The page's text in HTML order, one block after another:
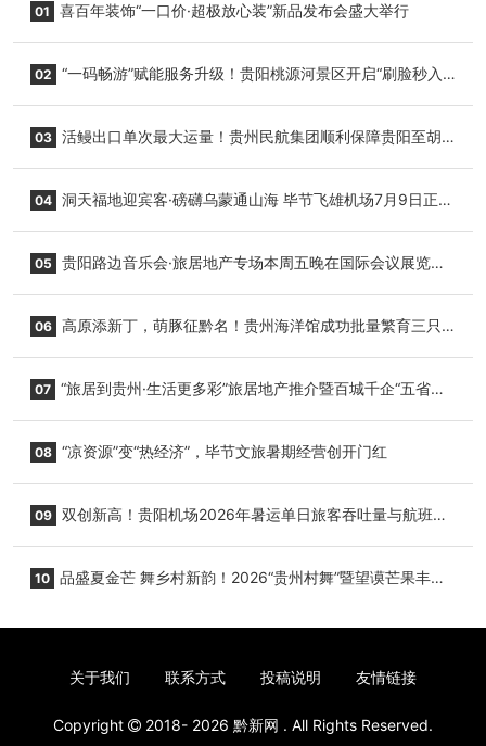
01 喜百年装饰“一口价·超极放心装”新品发布会盛大举行
02 “一码畅游”赋能服务升级！贵阳桃源河景区开启“刷脸秒入
03 活鳗出口单次最大运量！贵州民航集团顺利保障贵阳至胡
04 洞天福地迎宾客·磅礴乌蒙通山海 毕节飞雄机场7月9日正式
05 贵阳路边音乐会·旅居地产专场本周五晚在国际会议展览中
06 高原添新丁，萌豚征黔名！贵州海洋馆成功批量繁育三只
07 “旅居到贵州·生活更多彩”旅居地产推介暨百城千企“五省
08 “凉资源”变“热经济”，毕节文旅暑期经营创开门红
09 双创新高！贵阳机场2026年暑运单日旅客吞吐量与航班起
10 品盛夏金芒 舞乡村新韵！2026“贵州村舞”暨望谟芒果丰收
关于我们 联系方式 投稿说明 友情链接
Copyright 2018- 2026 黔新网 . All Rights Reserved.